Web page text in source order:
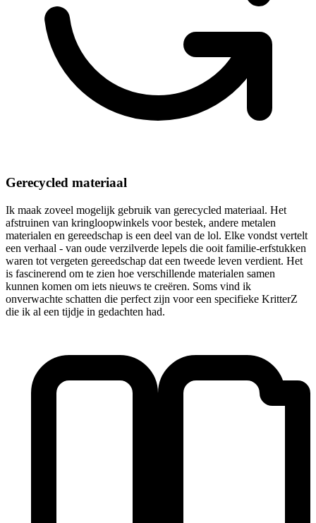
Gerecycled materiaal
Ik maak zoveel mogelijk gebruik van gerecycled materiaal. Het
afstruinen van kringloopwinkels voor bestek, andere metalen
materialen en gereedschap is een deel van de lol. Elke vondst vertelt
een verhaal - van oude verzilverde lepels die ooit familie-erfstukken
waren tot vergeten gereedschap dat een tweede leven verdient. Het
is fascinerend om te zien hoe verschillende materialen samen
kunnen komen om iets nieuws te creëren. Soms vind ik
onverwachte schatten die perfect zijn voor een specifieke KritterZ
die ik al een tijdje in gedachten had.